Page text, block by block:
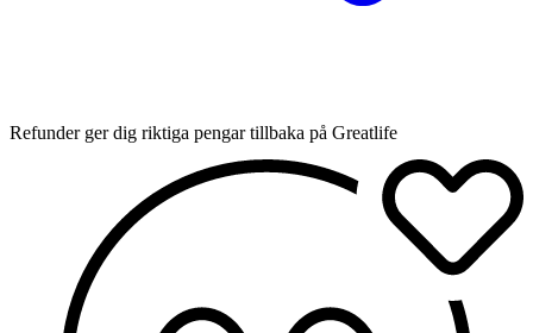
Refunder ger dig riktiga pengar tillbaka på Greatlife